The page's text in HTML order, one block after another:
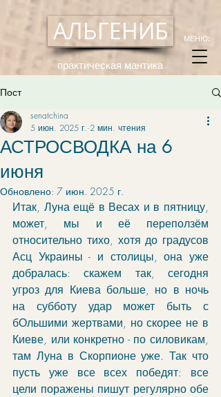
АЛЬГЕНИБ
практическая мантика
МЕНЮ:
Пост
АСТРОСВОДКА на 6
июня
senatchina
5 июн. 2025 г. 2 мин. чтения
Обновлено: 7 июн. 2025 г.
Итак, Луна ещё в Весах и в пятницу,
может, мы и её переползём
относительно тихо, хотя до градусов
Асц Украины - и столицы, она уже
добралась: скажем так, сегодня
угроз для Киева больше, но в ночь
на субботу удар может быть с
бОльшими жертвами, но скорее не в
Киеве, или конкретно - по силовикам,
там Луна в Скорпионе уже. Так что
пусть уже все всех победят: все
цели поражены пишут регулярно обе